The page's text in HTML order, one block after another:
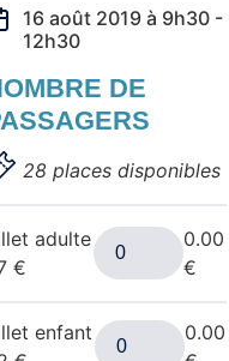
16 août 2019 à 9h30 -
12h30
DE
28 places disponibles
adulte
€
0.00
€
enfant
0.00